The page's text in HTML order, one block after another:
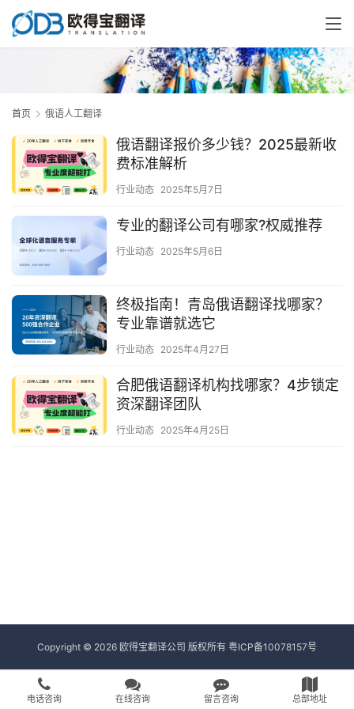
首页 俄语人工翻译
俄语翻译报价多少钱？2025最新收
费标准解析
行业动态 2025年5月7日
专业的翻译公司有哪家?权威推荐
行业动态 2025年5月6日
终极指南！青岛俄语翻译找哪家？
专业靠谱就选它
行业动态 2025年4月27日
合肥俄语翻译机构找哪家？4步锁定
资深翻译团队
行业动态 2025年4月25日
Copyright © 2026 欧得宝翻译公司 版权所有 粤ICP备10078157号
电话咨询 在线咨询 留言咨询 总部地址